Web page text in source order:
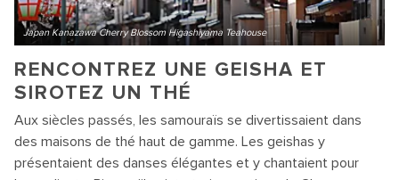
Japan Kanazawa Cherry Blossom Higashiyama Teahouse
RENCONTREZ UNE GEISHA ET
SIROTEZ UN THÉ
Aux siècles passés, les samouraïs se divertissaient dans
des maisons de thé haut de gamme. Les geishas y
présentaient des danses élégantes et y chantaient pour